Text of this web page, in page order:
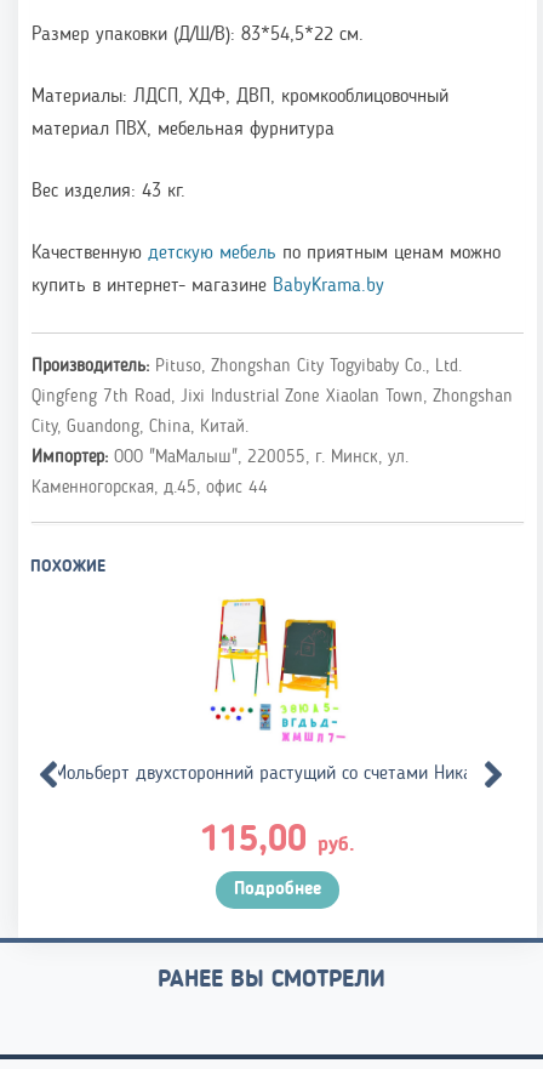
Размер упаковки (Д/Ш/В): 83*54,5*22 см.
Материалы: ЛДСП, ХДФ, ДВП, кромкооблицовочный
материал ПВХ, мебельная фурнитура
Вес изделия: 43 кг.
Качественную детскую мебель по приятным ценам можно
купить в интернет- магазине BabyKrama.by
Производитель: Pituso, Zhongshan City Togyibaby Co., Ltd.
Qingfeng 7th Road, Jixi Industrial Zone Xiaolan Town, Zhongshan
City, Guandong, China, Китай.
Импортер: ООО "МаМалыш", 220055, г. Минск, ул.
Каменногорская, д.45, офис 44
ПОХОЖИЕ
Мольберт двухсторонний растущий со счетами Ника М2
115,00 руб.
Подробнее
РАНЕЕ ВЫ СМОТРЕЛИ